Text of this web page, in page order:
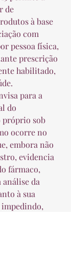
de
à base
com
pessoa física,
prescrição
habilitado,
para a
do
próprio sob
ocorre no
embora não
evidencia
fármaco,
da
à sua
impedindo,